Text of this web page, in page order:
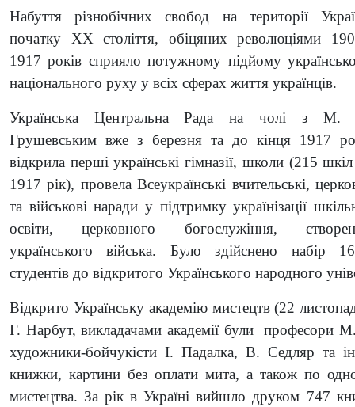
Набуття різнобічних свобод на території
початку ХХ століття, обіцяних революціями
1917 років сприяло потужному підйому
національного руху у всіх сферах життя українців.
Українська Центральна Рада на чолі з М.
Грушевським вже з березня та до кінця 1917
відкрила перші українські гімназії, школи (215
1917 рік), провела Всеукраїнські вчительські,
та військові наради у підтримку українізації
освіти, церковного богослужіння,
українського війська. Було здійснено набір
студентів до відкритого Українського народного
Відкрито Українську академію мистецтв (22
Г. Нарбут, викладачами академії були
художники-бойчукісти І. Падалка, В. Седляр та
книжки, картини без оплати мита, а також по
мистецтва. За рік в Україні вийшло друком 747